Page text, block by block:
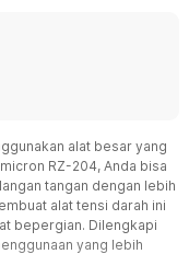
alat besar yang
RZ-204, Anda bisa
tangan dengan lebih
alat tensi darah ini
bepergian. Dilengkapi
yang lebih